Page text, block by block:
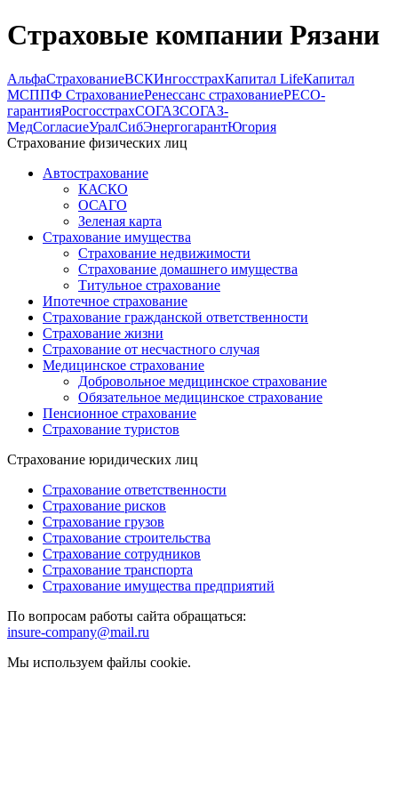
Страховые компании Рязани
АльфаСтрахованиеВСКИнгосстрахКапитал LifeКапитал
МСППФ СтрахованиеРенессанс страхованиеРЕСО-
гарантияРосгосстрахСОГАЗСОГАЗ-
МедСогласиеУралСибЭнергогарантЮгория
Страхование физических лиц
Автострахование
КАСКО
ОСАГО
Зеленая карта
Страхование имущества
Страхование недвижимости
Страхование домашнего имущества
Титульное страхование
Ипотечное страхование
Страхование гражданской ответственности
Страхование жизни
Страхование от несчастного случая
Медицинское страхование
Добровольное медицинское страхование
Обязательное медицинское страхование
Пенсионное страхование
Страхование туристов
Страхование юридических лиц
Страхование ответственности
Страхование рисков
Страхование грузов
Страхование строительства
Страхование сотрудников
Страхование транспорта
Страхование имущества предприятий
По вопросам работы сайта обращаться:
insure-company@mail.ru
Мы используем файлы cookie.